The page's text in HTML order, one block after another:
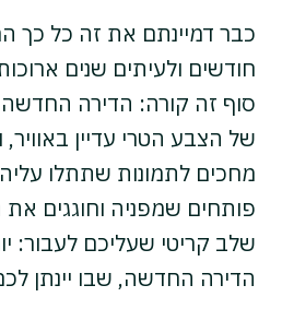
כבר דמיינתם את זה כל כך
חודשים ולעיתים שנים
סוף זה קורה: הדירה
של הצבע הטרי עדיין
מחכים לתמונות שתתלו
פותחים שמפניה וחוגגים
שלב קריטי שעליכם לעבור:
הדירה החדשה, שבו יינתן